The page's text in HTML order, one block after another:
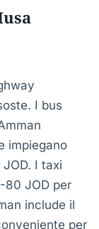
I bus
impiegano
I taxi
80 JOD per
include il
per